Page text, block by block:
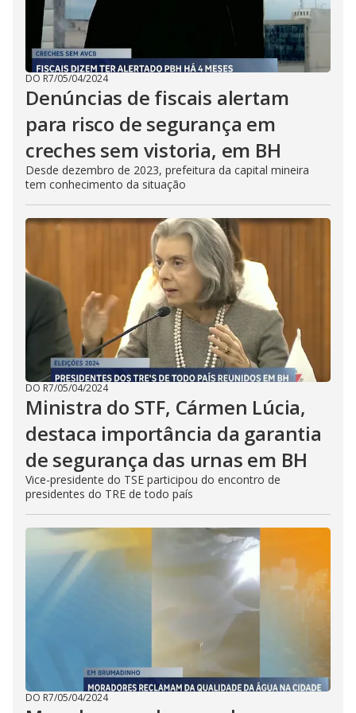
DO R7/05/04/2024
Denúncias de fiscais alertam
para risco de segurança em
creches sem vistoria, em BH
Desde dezembro de 2023, prefeitura da capital mineira
tem conhecimento da situação
DO R7/05/04/2024
Ministra do STF, Cármen Lúcia,
destaca importância da garantia
de segurança das urnas em BH
Vice-presidente do TSE participou do encontro de
presidentes do TRE de todo país
DO R7/05/04/2024